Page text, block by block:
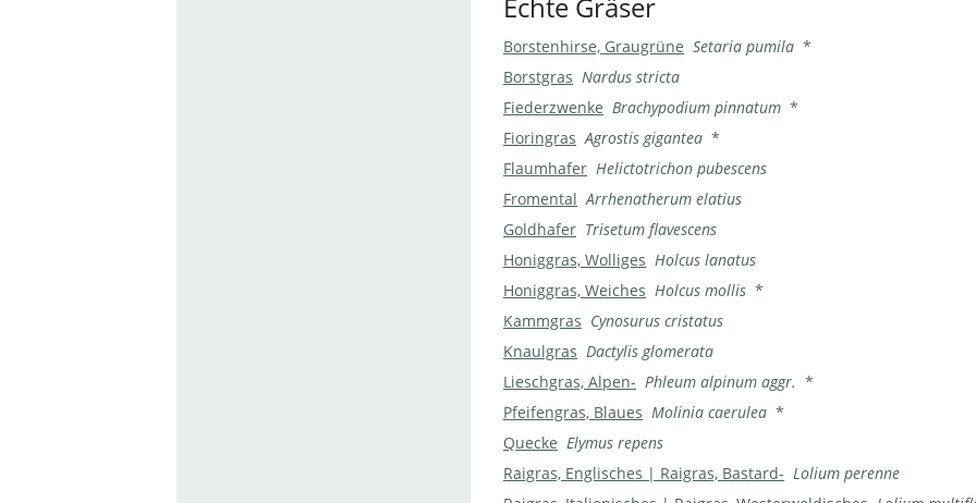
Borstenhirse, Graugrüne Setaria pumila *
Borstgras Nardus stricta
Fiederzwenke Brachypodium pinnatum *
Fioringras Agrostis gigantea *
Flaumhafer Helictotrichon pubescens
Fromental Arrhenatherum elatius
Goldhafer Trisetum flavescens
Honiggras, Wolliges Holcus lanatus
Honiggras, Weiches Holcus mollis *
Kammgras Cynosurus cristatus
Knaulgras Dactylis glomerata
Lieschgras, Alpen- Phleum alpinum aggr. *
Pfeifengras, Blaues Molinia caerulea *
Quecke Elymus repens
Raigras, Englisches | Raigras, Bastard- Lolium perenne